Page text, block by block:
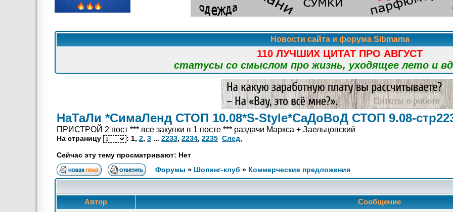
Новости сайта и форума Sibmama
110 ЛУЧШИХ ЦИТАТ ПРО АВГУСТ
статусы со смыслом про жизнь, уходящее лето и
НаТаЛи *СимаЛенд СТОП 10.08*S-Style*СаДоВоД СТОП 9.08-
ПРИСТРОЙ 2 пост *** все закупки в 1 посте *** раздачи Маркса + Заельцовский
На страницу : 1, 2, 3 ... 2233, 2234, 2235 След.
Сейчас эту тему просматривают: Нет
Форумы » Шопинг-клуб » Коммерческие предложения
Автор
Сообщение